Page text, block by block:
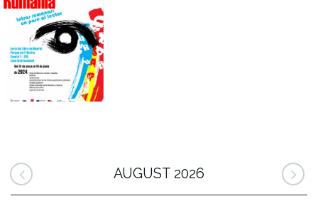
AUGUST 2026